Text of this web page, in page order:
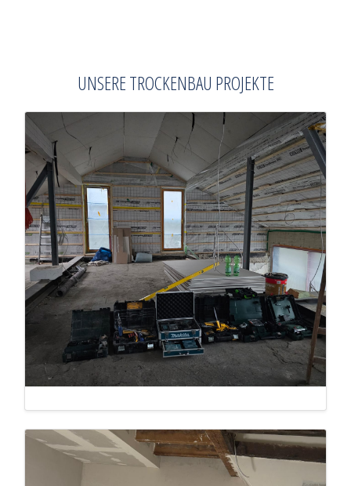
UNSERE TROCKENBAU PROJEKTE